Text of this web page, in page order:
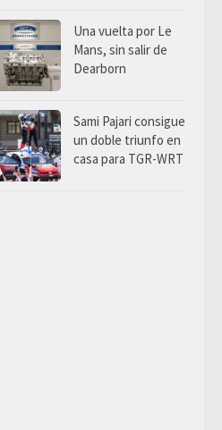
Una vuelta por Le
Mans, sin salir de
Dearborn
Sami Pajari consigue
un doble triunfo en
casa para TGR-WRT